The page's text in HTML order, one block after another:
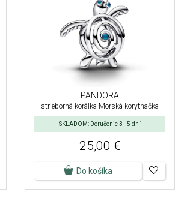
PANDORA
strieborná korálka Morská korytnačka
SKLADOM: Doručenie 3–5 dní
25,00 €
Do košíka